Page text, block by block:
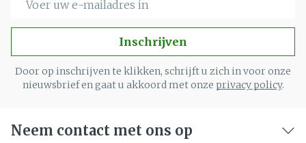
Inschrijven
Door op inschrijven te klikken, schrijft u zich in voor onze
nieuwsbrief en gaat u akkoord met onze privacy policy.
Neem contact met ons op